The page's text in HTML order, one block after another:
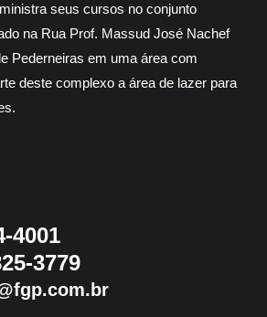
ministra seus cursos no conjunto
na Rua Prof. Massud José Nachef
Pederneiras em uma área com
deste complexo a área de lazer para
4001
3779